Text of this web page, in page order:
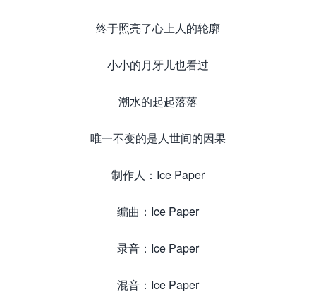
终于照亮了心上人的轮廓
小小的月牙儿也看过
潮水的起起落落
唯一不变的是人世间的因果
制作人：Ice Paper
编曲：Ice Paper
录音：Ice Paper
混音：Ice Paper